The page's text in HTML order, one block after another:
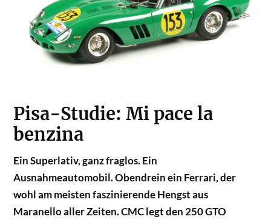
Pisa-Studie: Mi pace la
benzina
Ein Superlativ, ganz fraglos. Ein
Ausnahmeautomobil. Obendrein ein Ferrari, der
wohl am meisten faszinierende Hengst aus
Maranello aller Zeiten. CMC legt den 250 GTO